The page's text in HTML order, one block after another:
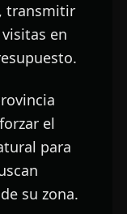
transmitir
en
el
para
su zona.